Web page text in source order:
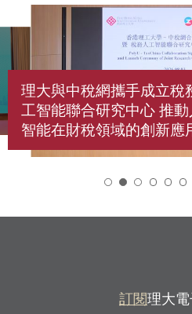
理大與中稅網攜手成立稅
工智能聯合研究中心 推
智能在財稅領域的創新應
訂閱理大